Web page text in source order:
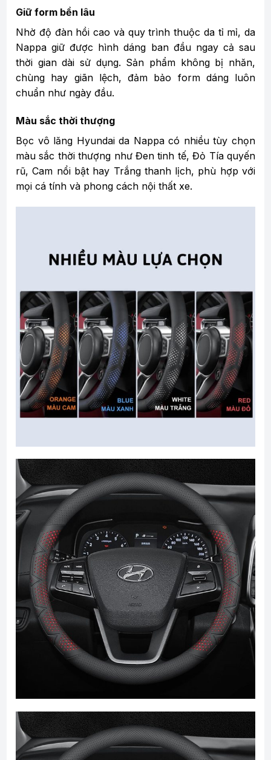
Giữ form bền lâu
Nhờ độ đàn hồi cao và quy trình thuộc da tỉ mỉ, da
Nappa giữ được hình dáng ban đầu ngay cả sau
thời gian dài sử dụng. Sản phẩm không bị nhăn,
chùng hay giãn lệch, đảm bảo form dáng luôn
chuẩn như ngày đầu.
Màu sắc thời thượng
Bọc vô lăng Hyundai da Nappa có nhiều tùy chọn
màu sắc thời thượng như Đen tinh tế, Đỏ Tía quyến
rũ, Cam nổi bật hay Trắng thanh lịch, phù hợp với
mọi cá tính và phong cách nội thất xe.